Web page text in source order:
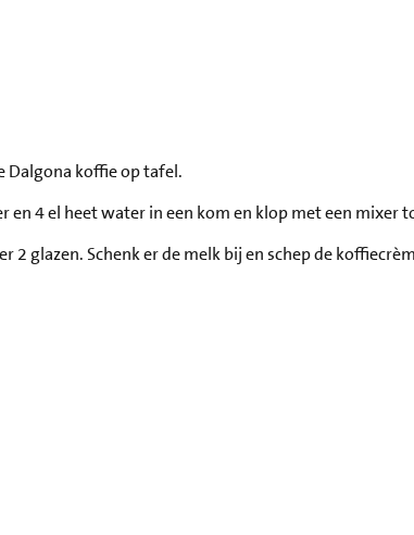
Dalgona koffie op tafel.
en 4 el heet water in een kom en klop met een mixer
2 glazen. Schenk er de melk bij en schep de